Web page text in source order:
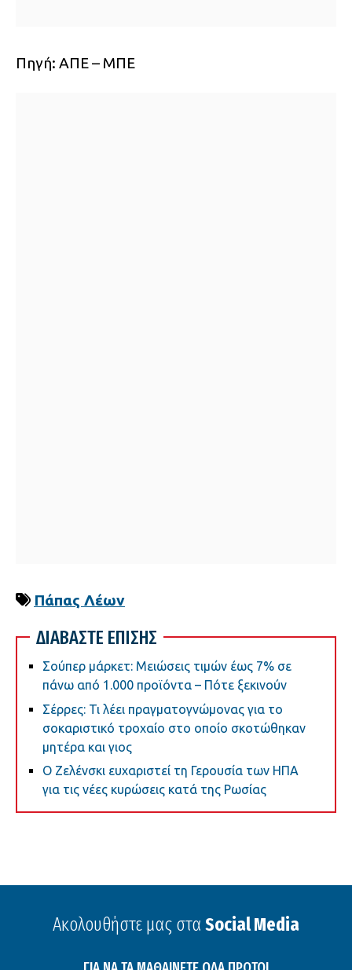
Πηγή: ΑΠΕ – ΜΠΕ
Πάπας Λέων
ΔΙΑΒΑΣΤΕ ΕΠΙΣΗΣ
Σούπερ μάρκετ: Μειώσεις τιμών έως 7% σε
πάνω από 1.000 προϊόντα – Πότε ξεκινούν
Σέρρες: Τι λέει πραγματογνώμονας για το
σοκαριστικό τροχαίο στο οποίο σκοτώθηκαν
μητέρα και γιος
Ο Ζελένσκι ευχαριστεί τη Γερουσία των ΗΠΑ
για τις νέες κυρώσεις κατά της Ρωσίας
Ακολουθήστε μας στα Social Media